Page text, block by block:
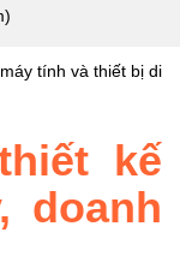
tính và thiết bị di
kế
doanh